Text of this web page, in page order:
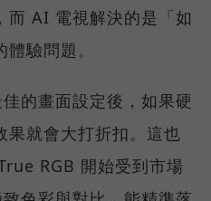
而 AI 電視解決的是「如
驗問題。
的畫面設定後，如果硬
果就會大打折扣。這也
RGB 開始受到市場